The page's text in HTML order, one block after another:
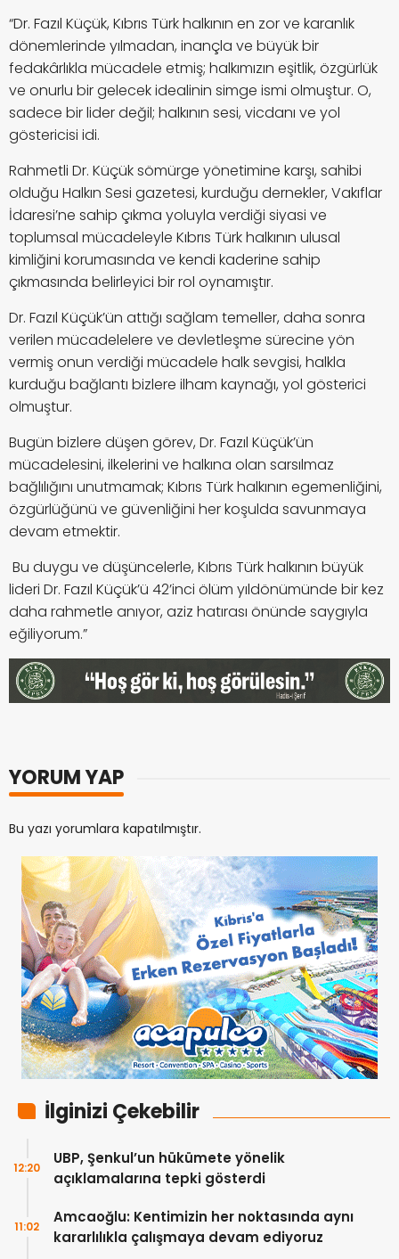
“Dr. Fazıl Küçük, Kıbrıs Türk halkının en zor ve karanlık
dönemlerinde yılmadan, inançla ve büyük bir
fedakârlıkla mücadele etmiş; halkımızın eşitlik, özgürlük
ve onurlu bir gelecek idealinin simge ismi olmuştur. O,
sadece bir lider değil; halkının sesi, vicdanı ve yol
göstericisi idi.
Rahmetli Dr. Küçük sömürge yönetimine karşı, sahibi
olduğu Halkın Sesi gazetesi, kurduğu dernekler, Vakıflar
İdaresi’ne sahip çıkma yoluyla verdiği siyasi ve
toplumsal mücadeleyle Kıbrıs Türk halkının ulusal
kimliğini korumasında ve kendi kaderine sahip
çıkmasında belirleyici bir rol oynamıştır.
Dr. Fazıl Küçük’ün attığı sağlam temeller, daha sonra
verilen mücadelelere ve devletleşme sürecine yön
vermiş onun verdiği mücadele halk sevgisi, halkla
kurduğu bağlantı bizlere ilham kaynağı, yol gösterici
olmuştur.
Bugün bizlere düşen görev, Dr. Fazıl Küçük’ün
mücadelesini, ilkelerini ve halkına olan sarsılmaz
bağlılığını unutmamak; Kıbrıs Türk halkının egemenliğini,
özgürlüğünü ve güvenliğini her koşulda savunmaya
devam etmektir.
Bu duygu ve düşüncelerle, Kıbrıs Türk halkının büyük
lideri Dr. Fazıl Küçük’ü 42’inci ölüm yıldönümünde bir kez
daha rahmetle anıyor, aziz hatırası önünde saygıyla
eğiliyorum.”
YORUM YAP
Bu yazı yorumlara kapatılmıştır.
İlginizi Çekebilir
UBP, Şenkul’un hükümete yönelik
açıklamalarına tepki gösterdi
12:20
Amcaoğlu: Kentimizin her noktasında aynı
kararlılıkla çalışmaya devam ediyoruz
11:02